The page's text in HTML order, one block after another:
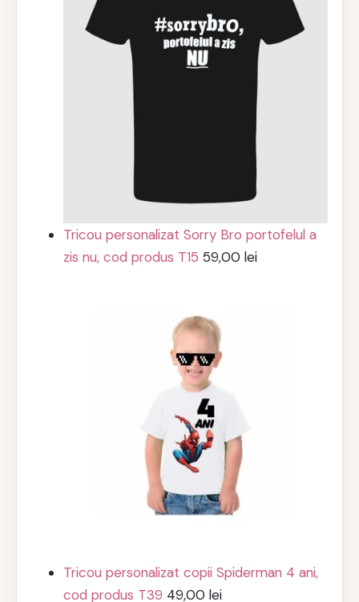
Tricou personalizat Sorry Bro portofelul a
zis nu, cod produs T15 59,00lei
Tricou personalizat copii Spiderman 4 ani,
cod produs T39 49,00lei